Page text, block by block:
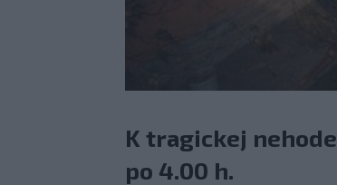
K tragickej
po 4.00 h.